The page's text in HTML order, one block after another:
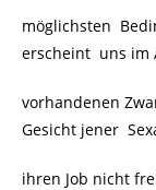
möglichsten
erscheint uns im
vorhandenen
Gesicht jener
ihren Job nicht